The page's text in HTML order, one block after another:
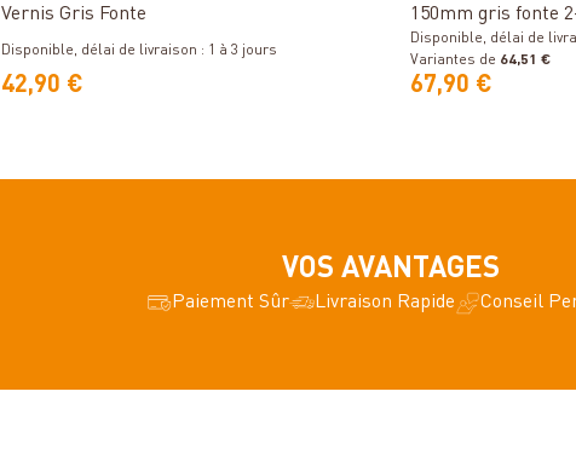
Vernis Gris Fonte
Disponible, délai de livraison : 1 à 3 jours
42,90 €
150mm gris fonte
pour tuyau de
Disponible, délai de
Variantes de 64,51 €
67,90 €
VOS AVANTAGES
Paiement Sûr Livraison Rapide Conseil